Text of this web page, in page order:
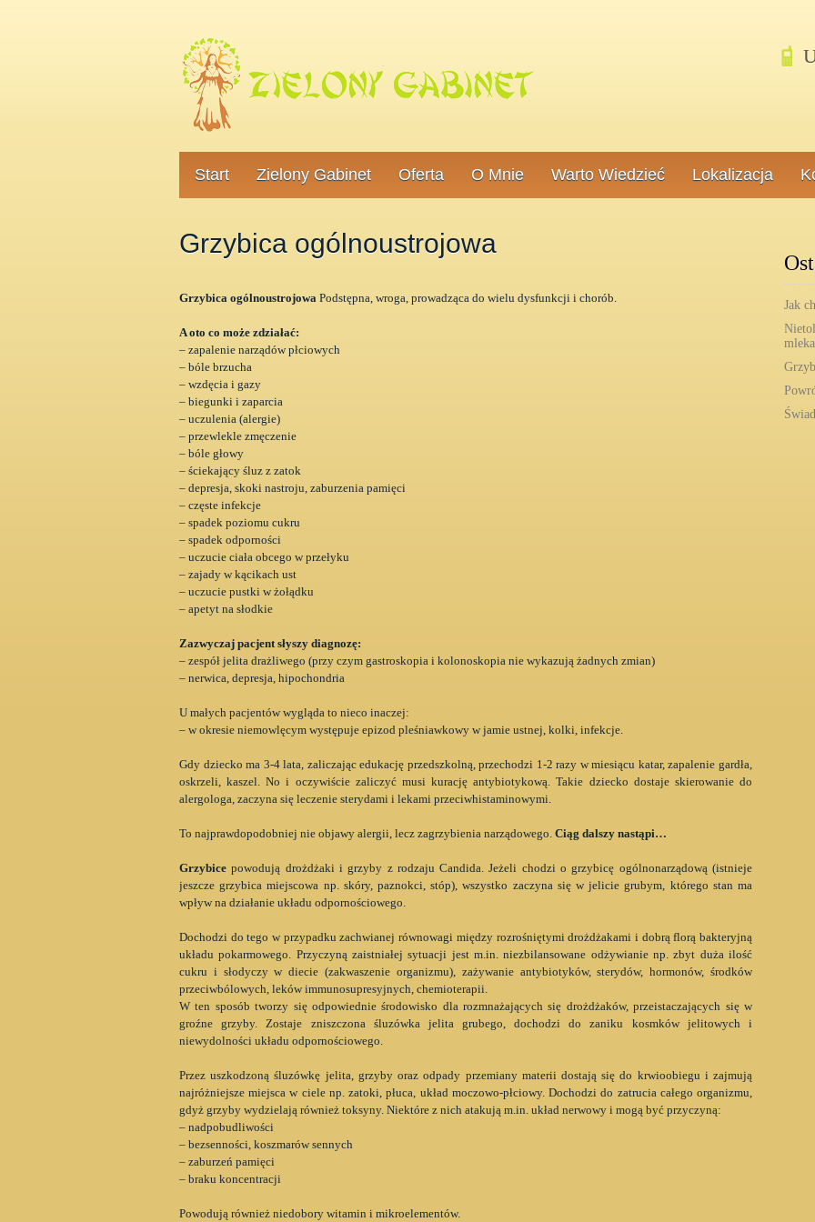
Start Zielony Gabinet Oferta O Mnie Warto Wiedzieć Lokalizacja
Grzybica ogólnoustrojowa
Grzybica ogólnoustrojowa Podstępna, wroga, prowadząca do wielu dysfunkcji i chorób.
A oto co może zdziałać:
– zapalenie narządów płciowych
– bóle brzucha
– wzdęcia i gazy
– biegunki i zaparcia
– uczulenia (alergie)
– przewlekle zmęczenie
– bóle głowy
– ściekający śluz z zatok
– depresja, skoki nastroju, zaburzenia pamięci
– częste infekcje
– spadek poziomu cukru
– spadek odporności
– uczucie ciała obcego w przełyku
– zajady w kącikach ust
– uczucie pustki w żołądku
– apetyt na słodkie
Zazwyczaj pacjent słyszy diagnozę:
– zespół jelita drażliwego (przy czym gastroskopia i kolonoskopia nie wykazują żadnych zmian)
– nerwica, depresja, hipochondria
U małych pacjentów wygląda to nieco inaczej:
– w okresie niemowlęcym występuje epizod pleśniawkowy w jamie ustnej, kolki, infekcje.
Gdy dziecko ma 3-4 lata, zaliczając edukację przedszkolną, przechodzi 1-2 razy w miesiącu katar, zapalenie gardła,
oskrzeli, kaszel. No i oczywiście zaliczyć musi kurację antybiotykową. Takie dziecko dostaje skierowanie do
alergologa, zaczyna się leczenie sterydami i lekami przeciwhistaminowymi.
To najprawdopodobniej nie objawy alergii, lecz zagrzybienia narządowego. Ciąg dalszy nastąpi…
Grzybice powodują drożdżaki i grzyby z rodzaju Candida. Jeżeli chodzi o grzybicę ogólnonarządową (istnieje
jeszcze grzybica miejscowa np. skóry, paznokci, stóp), wszystko zaczyna się w jelicie grubym, którego stan ma
wpływ na działanie układu odpornościowego.
Dochodzi do tego w przypadku zachwianej równowagi między rozrośniętymi drożdżakami i dobrą florą bakteryjną
układu pokarmowego. Przyczyną zaistniałej sytuacji jest m.in. niezbilansowane odżywianie np. zbyt duża ilość
cukru i słodyczy w diecie (zakwaszenie organizmu), zażywanie antybiotyków, sterydów, hormonów, środków
przeciwbólowych, leków immunosupresyjnych, chemioterapii.
W ten sposób tworzy się odpowiednie środowisko dla rozmnażających się drożdżaków, przeistaczających się w
groźne grzyby. Zostaje zniszczona śluzówka jelita grubego, dochodzi do zaniku kosmków jelitowych i
niewydolności układu odpornościowego.
Przez uszkodzoną śluzówkę jelita, grzyby oraz odpady przemiany materii dostają się do krwioobiegu i zajmują
najróżniejsze miejsca w ciele np. zatoki, płuca, układ moczowo-płciowy. Dochodzi do zatrucia całego organizmu,
gdyż grzyby wydzielają również toksyny. Niektóre z nich atakują m.in. układ nerwowy i mogą być przyczyną:
– nadpobudliwości
– bezsenności, koszmarów sennych
– zaburzeń pamięci
– braku koncentracji
Powodują również niedobory witamin i mikroelementów.
Jak
mleka